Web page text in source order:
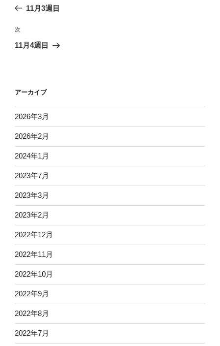
ビ
ゲ
ン
の
稿
11月3週目
次
の
次
11月4週目
アーカイブ
2026年3月
2026年2月
2024年1月
2023年7月
2023年3月
2023年2月
2022年12月
2022年11月
2022年10月
2022年9月
2022年8月
2022年7月